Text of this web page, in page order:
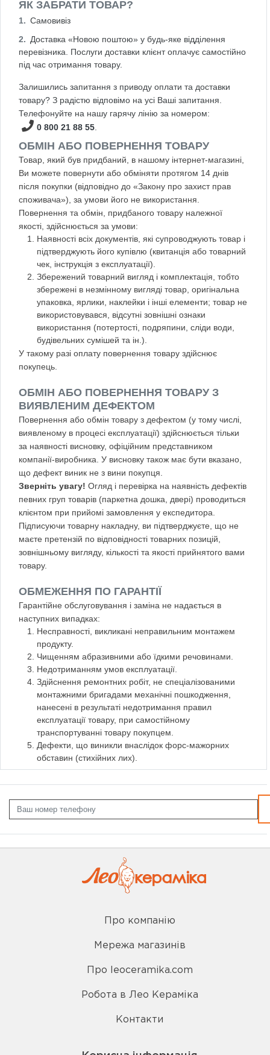
ЯК ЗАБРАТИ ТОВАР?
Самовивіз
Доставка «Новою поштою» у будь-яке відділення
перевізника. Послуги доставки клієнт оплачує самостійно
під час отримання товару.
Залишились запитання з приводу оплати та доставки
товару? З радістю відповімо на усі Ваші запитання.
Телефонуйте на нашу гарячу лінію за номером:
0 800 21 88 55
ОБМІН АБО ПОВЕРНЕННЯ ТОВАРУ
Товар, який був придбаний, в нашому інтернет-магазині,
Ви можете повернути або обміняти протягом 14 днів
після покупки (відповідно до «Закону про захист прав
споживача»), за умови його не використання.
Повернення та обмін, придбаного товару належної
якості, здійснюється за умови:
Наявності всіх документів, які супроводжують товар і
підтверджують його купівлю (квитанція або товарний
чек, інструкція з експлуатації).
Збережений товарний вигляд і комплектація, тобто
збережені в незмінному вигляді товар, оригінальна
упаковка, ярлики, наклейки і інші елементи; товар не
використовувався, відсутні зовнішні ознаки
використання (потертості, подряпини, сліди води,
будівельних сумішей та ін.).
У такому разі оплату повернення товару здійснює
покупець.
ОБМІН АБО ПОВЕРНЕННЯ ТОВАРУ З
ВИЯВЛЕНИМ ДЕФЕКТОМ
Повернення або обмін товару з дефектом (у тому числі,
виявленому в процесі експлуатації) здійснюється тільки
за наявності висновку, офіційним представником
компанії-виробника. У висновку також має бути вказано,
що дефект виник не з вини покупця.
Зверніть увагу! Огляд і перевірка на наявність дефектів
певних груп товарів (паркетна дошка, двері) проводиться
клієнтом при прийомі замовлення у експедитора.
Підписуючи товарну накладну, ви підтверджуєте, що не
маєте претензій по відповідності товарних позицій,
зовнішньому вигляду, кількості та якості прийнятого вами
товару.
ОБМЕЖЕННЯ ПО ГАРАНТІЇ
Гарантійне обслуговування і заміна не надається в
наступних випадках:
Несправності, викликані неправильним монтажем
продукту.
Чищенням абразивними або їдкими речовинами.
Недотриманням умов експлуатації.
Здійснення ремонтних робіт, не спеціалізованими
монтажними бригадами механічні пошкодження,
нанесені в результаті недотримання правил
експлуатації товару, при самостійному
транспортуванні товару покупцем.
Дефекти, що виникли внаслідок форс-мажорних
обставин (стихійних лих).
Про компанію
Мережа магазинів
Про leoceramika.com
Робота в Лео Кераміка
Контакти